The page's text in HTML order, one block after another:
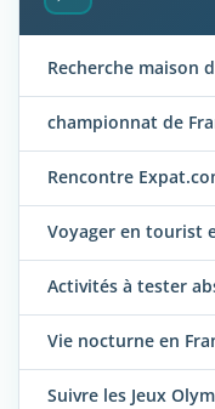
Recherche maison
championnat de
Rencontre
Voyager en tourist
Activités à tester
Vie nocturne en
Suivre les Jeux